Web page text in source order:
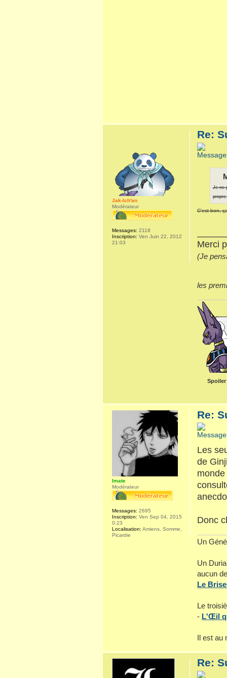
Re:
Je ne
C'est bon,
Merci
(Je
les
Spoiler
Jak-Ich'an
Modérateur
Messages: 2118
Inscription: Ven Juin 22, 2012
21:03
Re:
Les
de
Donc
Un
Un
aucun
Le
Le
- L'Œil
Il est au
Imate
Modérateur
Messages: 2695
Inscription: Ven Sep 04, 2015
0:23
Localisation: Amiens, Somme,
Picardie
Re: